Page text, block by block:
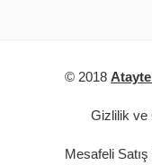
© 2018
Gizlilik ve
Mesafeli